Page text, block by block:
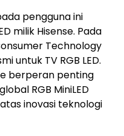
pengguna ini
milik Hisense. Pada
Technology
untuk TV RGB LED.
berperan penting
RGB MiniLED
inovasi teknologi